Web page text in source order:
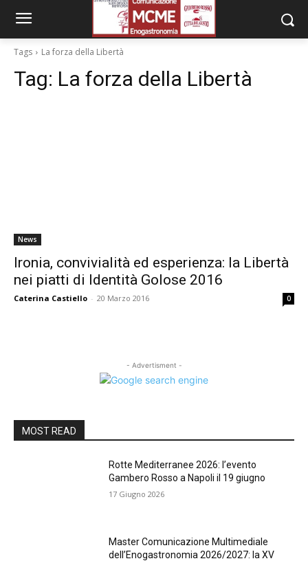
Tags La forza della Libertà
Tag: La forza della Libertà
News
Ironia, convivialità ed esperienza: la Libertà
nei piatti di Identità Golose 2016
Caterina Castiello - 20 Marzo 2016 0
- Advertisment -
MOST READ
Rotte Mediterranee 2026: l’evento
Gambero Rosso a Napoli il 19 giugno
17 Giugno 2026
Master Comunicazione Multimediale
dell’Enogastronomia 2026/2027: la XV